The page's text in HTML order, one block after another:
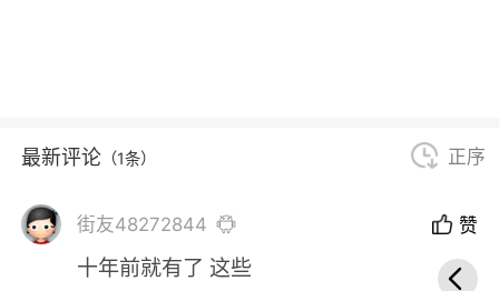
最新评论 （1条） 正序
街友48272844 赞
十年前就有了 这些